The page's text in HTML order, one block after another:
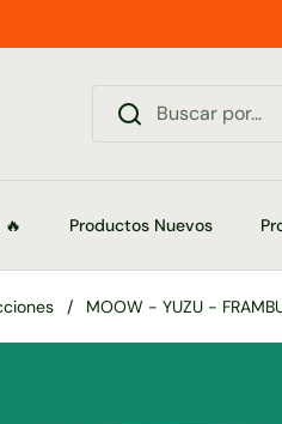
Productos Nuevos
/ MOOW - YUZU -